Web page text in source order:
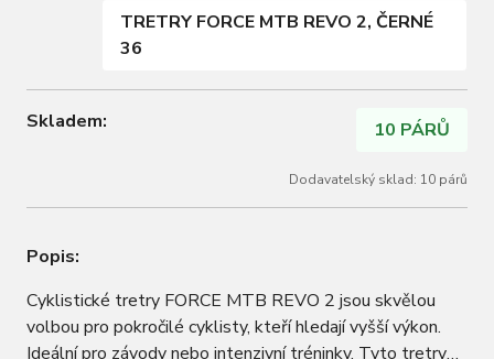
TRETRY FORCE MTB REVO 2, ČERNÉ
36
Skladem: 10 PÁRŮ
Dodavatelský sklad: 10 párů
Popis:
Cyklistické tretry FORCE MTB REVO 2 jsou skvělou
volbou pro pokročilé cyklisty, kteří hledají vyšší výkon.
Ideální pro závody nebo intenzivní tréninky. Tyto tretry